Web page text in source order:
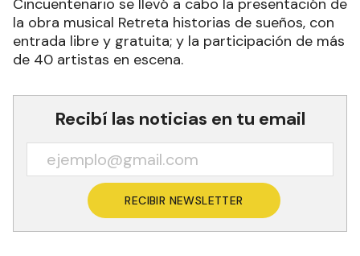
Cincuentenario se llevó a cabo la presentación de
la obra musical Retreta historias de sueños, con
entrada libre y gratuita; y la participación de más
de 40 artistas en escena.
Recibí las noticias en tu email
RECIBIR NEWSLETTER